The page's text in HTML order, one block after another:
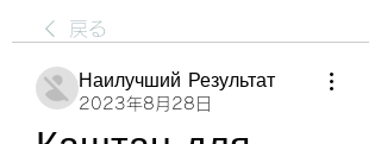
戻る
Наилучший Результат
2023年8月28日